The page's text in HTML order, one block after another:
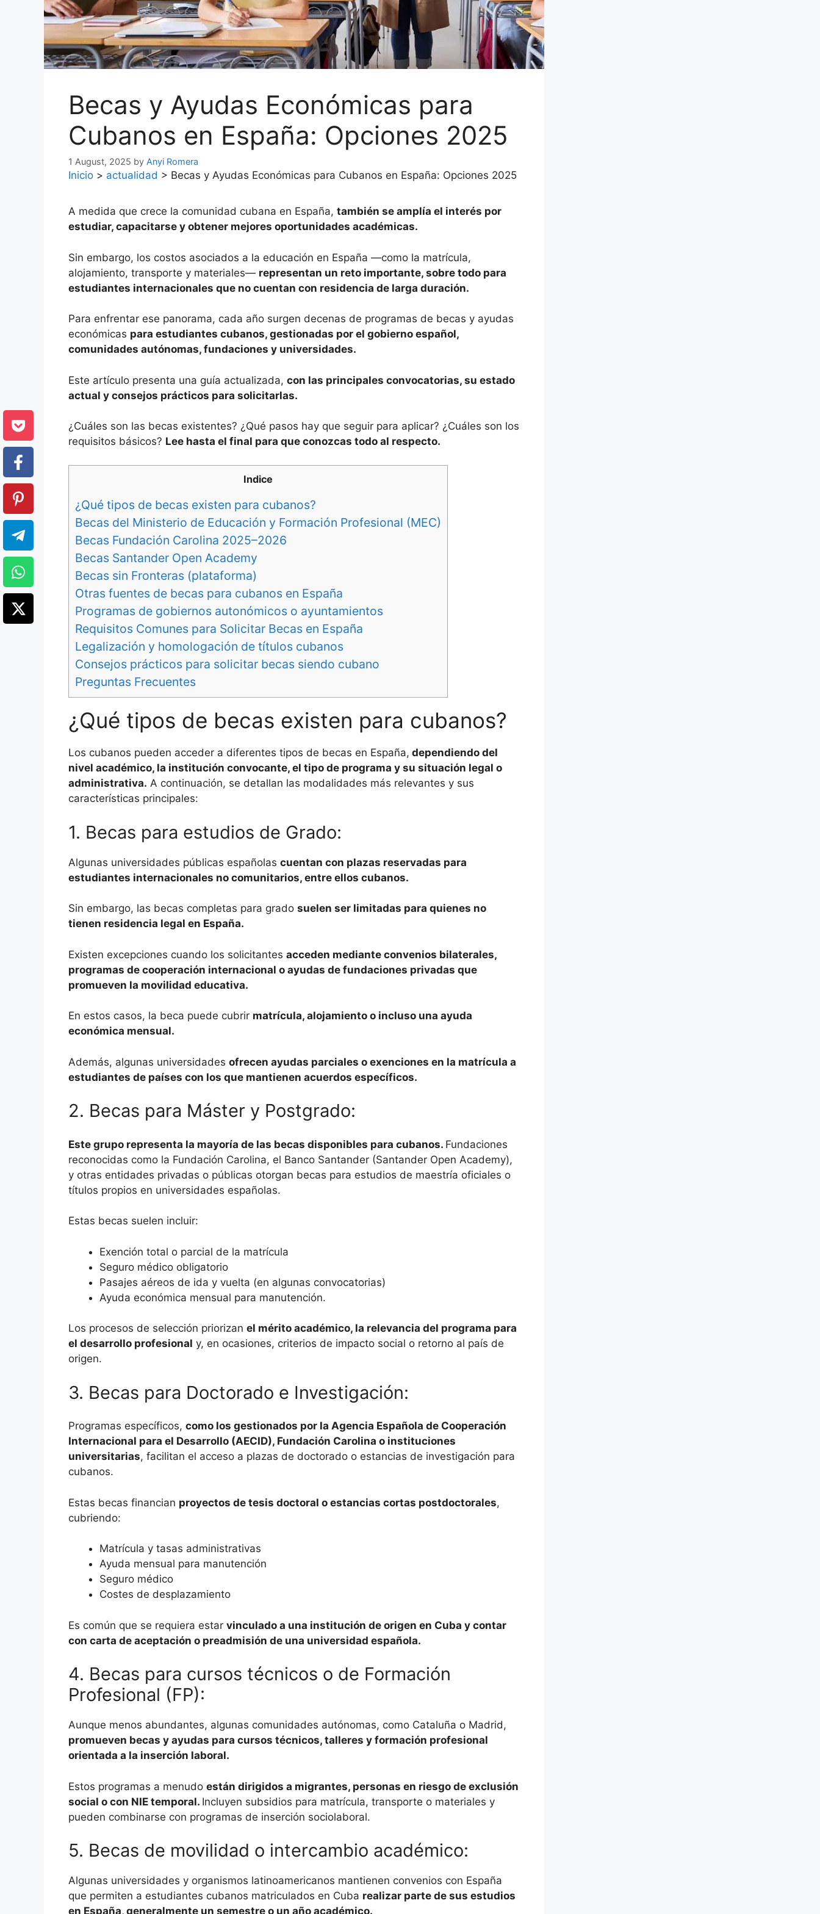
Becas y Ayudas Económicas para
Cubanos en España: Opciones 2025
1 August, 2025 by Anyi Romera
Inicio > actualidad > Becas y Ayudas Económicas para Cubanos en España: Opciones 2025
A medida que crece la comunidad cubana en España, también se amplía el interés por
estudiar, capacitarse y obtener mejores oportunidades académicas.
Sin embargo, los costos asociados a la educación en España —como la matrícula,
alojamiento, transporte y materiales— representan un reto importante, sobre todo para
estudiantes internacionales que no cuentan con residencia de larga duración.
Para enfrentar ese panorama, cada año surgen decenas de programas de becas y ayudas
económicas para estudiantes cubanos, gestionadas por el gobierno español,
comunidades autónomas, fundaciones y universidades.
Este artículo presenta una guía actualizada, con las principales convocatorias, su estado
actual y consejos prácticos para solicitarlas.
¿Cuáles son las becas existentes? ¿Qué pasos hay que seguir para aplicar? ¿Cuáles son los
requisitos básicos? Lee hasta el final para que conozcas todo al respecto.
Indice
¿Qué tipos de becas existen para cubanos?
Becas del Ministerio de Educación y Formación Profesional (MEC)
Becas Fundación Carolina 2025–2026
Becas Santander Open Academy
Becas sin Fronteras (plataforma)
Otras fuentes de becas para cubanos en España
Programas de gobiernos autonómicos o ayuntamientos
Requisitos Comunes para Solicitar Becas en España
Legalización y homologación de títulos cubanos
Consejos prácticos para solicitar becas siendo cubano
Preguntas Frecuentes
¿Qué tipos de becas existen para cubanos?
Los cubanos pueden acceder a diferentes tipos de becas en España, dependiendo del
nivel académico, la institución convocante, el tipo de programa y su situación legal o
administrativa. A continuación, se detallan las modalidades más relevantes y sus
características principales:
1. Becas para estudios de Grado:
Algunas universidades públicas españolas cuentan con plazas reservadas para
estudiantes internacionales no comunitarios, entre ellos cubanos.
Sin embargo, las becas completas para grado suelen ser limitadas para quienes no
tienen residencia legal en España.
Existen excepciones cuando los solicitantes acceden mediante convenios bilaterales,
programas de cooperación internacional o ayudas de fundaciones privadas que
promueven la movilidad educativa.
En estos casos, la beca puede cubrir matrícula, alojamiento o incluso una ayuda
económica mensual.
Además, algunas universidades ofrecen ayudas parciales o exenciones en la matrícula a
estudiantes de países con los que mantienen acuerdos específicos.
2. Becas para Máster y Postgrado:
Este grupo representa la mayoría de las becas disponibles para cubanos. Fundaciones
reconocidas como la Fundación Carolina, el Banco Santander (Santander Open Academy),
y otras entidades privadas o públicas otorgan becas para estudios de maestría oficiales o
títulos propios en universidades españolas.
Estas becas suelen incluir:
Exención total o parcial de la matrícula
Seguro médico obligatorio
Pasajes aéreos de ida y vuelta (en algunas convocatorias)
Ayuda económica mensual para manutención.
Los procesos de selección priorizan el mérito académico, la relevancia del programa para
el desarrollo profesional y, en ocasiones, criterios de impacto social o retorno al país de
origen.
3. Becas para Doctorado e Investigación:
Programas específicos, como los gestionados por la Agencia Española de Cooperación
Internacional para el Desarrollo (AECID), Fundación Carolina o instituciones
universitarias, facilitan el acceso a plazas de doctorado o estancias de investigación para
cubanos.
Estas becas financian proyectos de tesis doctoral o estancias cortas postdoctorales,
cubriendo:
Matrícula y tasas administrativas
Ayuda mensual para manutención
Seguro médico
Costes de desplazamiento
Es común que se requiera estar vinculado a una institución de origen en Cuba y contar
con carta de aceptación o preadmisión de una universidad española.
4. Becas para cursos técnicos o de Formación
Profesional (FP):
Aunque menos abundantes, algunas comunidades autónomas, como Cataluña o Madrid,
promueven becas y ayudas para cursos técnicos, talleres y formación profesional
orientada a la inserción laboral.
Estos programas a menudo están dirigidos a migrantes, personas en riesgo de exclusión
social o con NIE temporal. Incluyen subsidios para matrícula, transporte o materiales y
pueden combinarse con programas de inserción sociolaboral.
5. Becas de movilidad o intercambio académico:
Algunas universidades y organismos latinoamericanos mantienen convenios con España
que permiten a estudiantes cubanos matriculados en Cuba realizar parte de sus estudios
en España, generalmente un semestre o un año académico.